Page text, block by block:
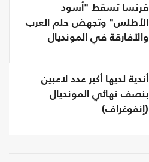
فرنسا تسقط "أسود
الأطلس" وتجهض حلم العرب
والأفارقة في المونديال
أندية لديها أكبر عدد لاعبين
بنصف نهائي المونديال
(إنفوغراف)